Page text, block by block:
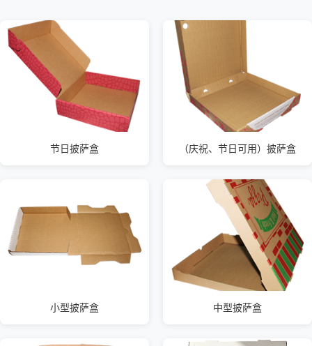
节日披萨盒 （庆祝、节日可用）披萨盒
小型披萨盒 中型披萨盒